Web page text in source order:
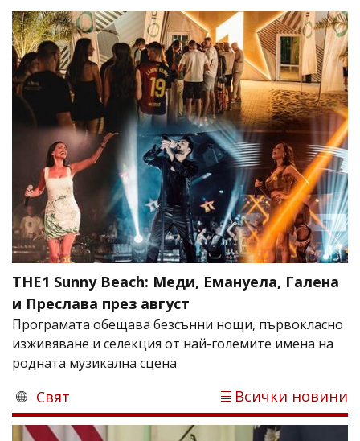
THE1 Sunny Beach: Меди, Емануела, Галена
и Преслава през август
Програмата обещава безсънни нощи, първокласно
изживяване и селекция от най-големите имена на
родната музикална сцена
Свят Всички новини